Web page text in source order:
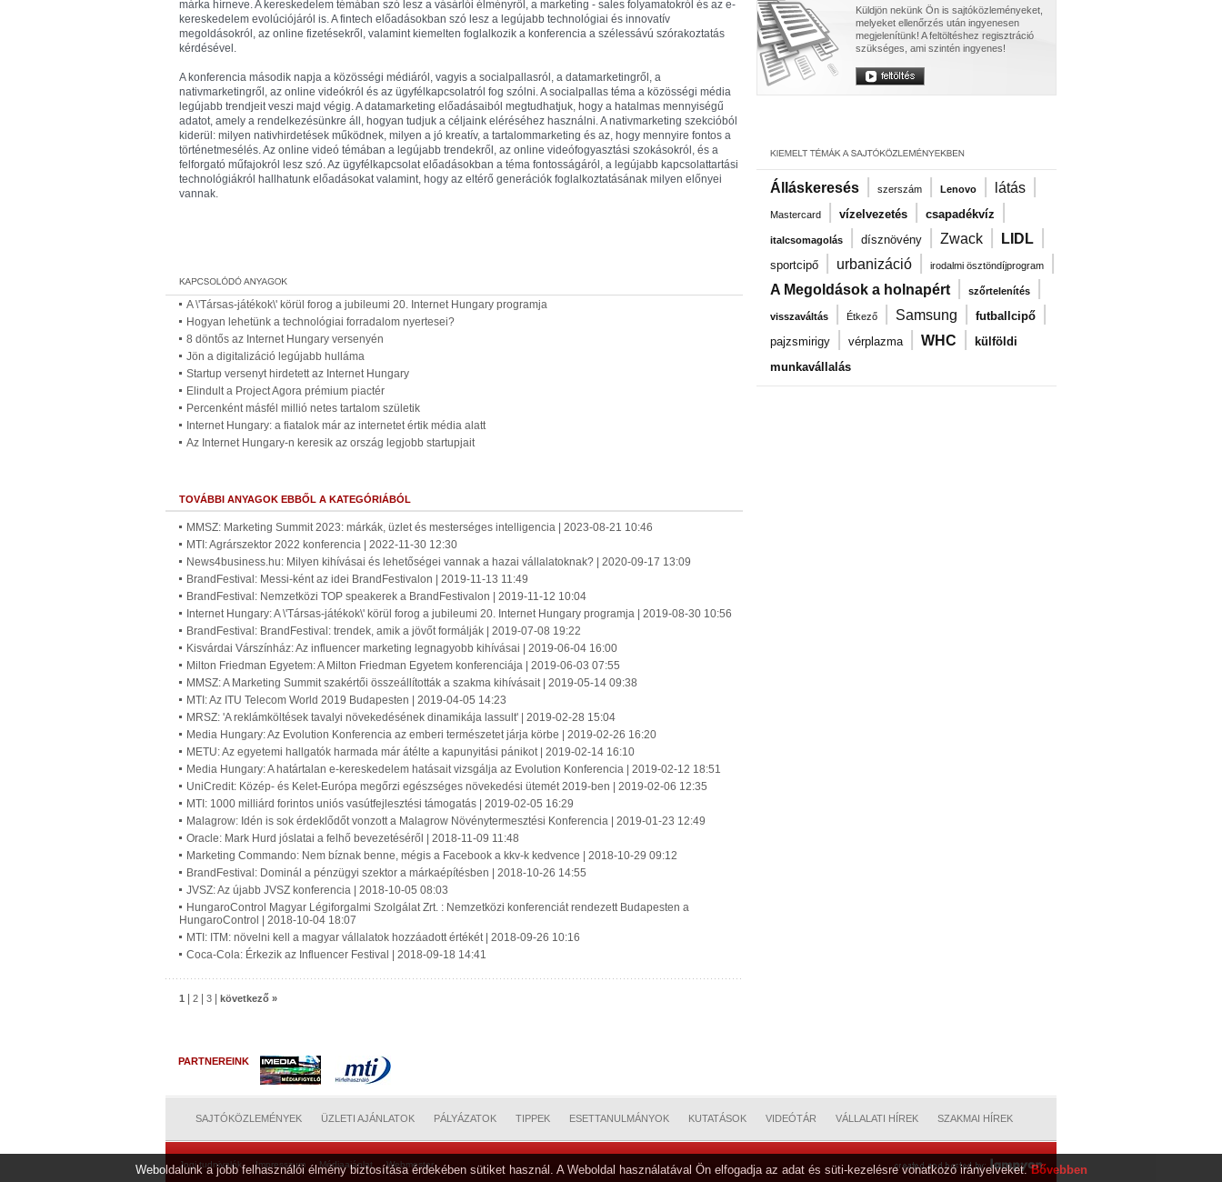
márka hírneve. A kereskedelem témában szó lesz a vásárlói élményről, a marketing - sales folyamatokról és az e-
kereskedelem evolúciójáról is. A fintech előadásokban szó lesz a legújabb technológiai és innovatív
megoldásokról, az online fizetésekről, valamint kiemelten foglalkozik a konferencia a szélessávú szórakoztatás
kérdésével.
A konferencia második napja a közösségi médiáról, vagyis a socialpallasról, a datamarketingről, a
nativmarketingről, az online videókról és az ügyfélkapcsolatról fog szólni. A socialpallas téma a közösségi média
legújabb trendjeit veszi majd végig. A datamarketing előadásaiból megtudhatjuk, hogy a hatalmas mennyiségű
adatot, amely a rendelkezésünkre áll, hogyan tudjuk a céljaink eléréséhez használni. A nativmarketing szekcióból
kiderül: milyen nativhirdetések működnek, milyen a jó kreatív, a tartalommarketing és az, hogy mennyire fontos a
történetmesélés. Az online videó témában a legújabb trendekről, az online videófogyasztási szokásokról, és a
felforgató műfajokról lesz szó. Az ügyfélkapcsolat előadásokban a téma fontosságáról, a legújabb kapcsolattartási
technológiákról hallhatunk előadásokat valamint, hogy az eltérő generációk foglalkoztatásának milyen előnyei
vannak.
A \'Társas-játékok\' körül forog a jubileumi 20. Internet Hungary programja
Hogyan lehetünk a technológiai forradalom nyertesei?
8 döntős az Internet Hungary versenyén
Jön a digitalizáció legújabb hulláma
Startup versenyt hirdetett az Internet Hungary
Elindult a Project Agora prémium piactér
Percenként másfél millió netes tartalom születik
Internet Hungary: a fiatalok már az internetet értik média alatt
Az Internet Hungary-n keresik az ország legjobb startupjait
TOVÁBBI ANYAGOK EBBŐL A KATEGÓRIÁBÓL
MMSZ: Marketing Summit 2023: márkák, üzlet és mesterséges intelligencia | 2023-08-21 10:46
MTI: Agrárszektor 2022 konferencia | 2022-11-30 12:30
News4business.hu: Milyen kihívásai és lehetőségei vannak a hazai vállalatoknak? | 2020-09-17 13:09
BrandFestival: Messi-ként az idei BrandFestivalon | 2019-11-13 11:49
BrandFestival: Nemzetközi TOP speakerek a BrandFestivalon | 2019-11-12 10:04
Internet Hungary: A \'Társas-játékok\' körül forog a jubileumi 20. Internet Hungary programja | 2019-08-30 10:56
BrandFestival: BrandFestival: trendek, amik a jövőt formálják | 2019-07-08 19:22
Kisvárdai Várszínház: Az influencer marketing legnagyobb kihívásai | 2019-06-04 16:00
Milton Friedman Egyetem: A Milton Friedman Egyetem konferenciája | 2019-06-03 07:55
MMSZ: A Marketing Summit szakértői összeállították a szakma kihívásait | 2019-05-14 09:38
MTI: Az ITU Telecom World 2019 Budapesten | 2019-04-05 14:23
MRSZ: 'A reklámköltések tavalyi növekedésének dinamikája lassult' | 2019-02-28 15:04
Media Hungary: Az Evolution Konferencia az emberi természetet járja körbe | 2019-02-26 16:20
METU: Az egyetemi hallgatók harmada már átélte a kapunyitási pánikot | 2019-02-14 16:10
Media Hungary: A határtalan e-kereskedelem hatásait vizsgálja az Evolution Konferencia | 2019-02-12 18:51
UniCredit: Közép- és Kelet-Európa megőrzi egészséges növekedési ütemét 2019-ben | 2019-02-06 12:35
MTI: 1000 milliárd forintos uniós vasútfejlesztési támogatás | 2019-02-05 16:29
Malagrow: Idén is sok érdeklődőt vonzott a Malagrow Növénytermesztési Konferencia | 2019-01-23 12:49
Oracle: Mark Hurd jóslatai a felhő bevezetéséről | 2018-11-09 11:48
Marketing Commando: Nem bíznak benne, mégis a Facebook a kkv-k kedvence | 2018-10-29 09:12
BrandFestival: Dominál a pénzügyi szektor a márkaépítésben | 2018-10-26 14:55
JVSZ: Az újabb JVSZ konferencia | 2018-10-05 08:03
HungaroControl Magyar Légiforgalmi Szolgálat Zrt. : Nemzetközi konferenciát rendezett Budapesten a
HungaroControl | 2018-10-04 18:07
MTI: ITM: növelni kell a magyar vállalatok hozzáadott értékét | 2018-09-26 10:16
Coca-Cola: Érkezik az Influencer Festival | 2018-09-18 14:41
1 2 3 következő »
Küldjön nekünk Ön is sajtóközleményeket,
melyeket ellenőrzés után ingyenesen
megjelenítünk! A feltöltéshez regisztráció
szükséges, ami szintén ingyenes!
Álláskeresés | szerszám | Lenovo | látás |
Mastercard | vízelvezetés | csapadékvíz |
italcsomagolás | dísznövény | Zwack | LIDL |
sportcipő | urbanizáció | irodalmi ösztöndíjprogram |
A Megoldások a holnapért | szőrtelenítés |
visszaváltás | Étkező | Samsung | futballcipő |
pajzsmirigy | vérplazma | WHC |
külföldi
munkavállalás
PARTNEREINK
SAJTÓKÖZLEMÉNYEK ÜZLETI AJÁNLATOK PÁLYÁZATOK TIPPEK ESETTANULMÁNYOK KUTATÁSOK VIDEÓTÁR VÁLLALATI HÍREK SZAKMAI HÍREK
Jogi tudnivalók Impresszum Médiaajánlat Webmester
Weboldalunk a jobb felhasználói élmény biztosítása érdekében sütiket használ. A Weboldal használatával Ön elfogadja az adat és süti-kezelésre vonatkozó irányelveket.Bővebben